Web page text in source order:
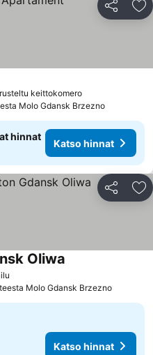
Jaa
keittokomeroKatso hinnat
Molo Gdansk Brzezno
hinnat
Katso hinnat
Jaa
Oliwa
Molo Gdansk Brzezno
Katso hinnat